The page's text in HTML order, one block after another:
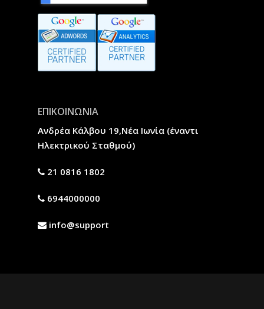
ΕΠΙΚΟΙΝΩΝΙΑ
Ανδρέα Κάλβου 19,Νέα Ιωνία (έναντι
Ηλεκτρικού Σταθμού)
21 0816 1802
6944000000
info@support